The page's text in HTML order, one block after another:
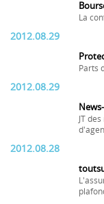
La
2012.08.29
Parts
2012.08.29
JT
2012.08.28